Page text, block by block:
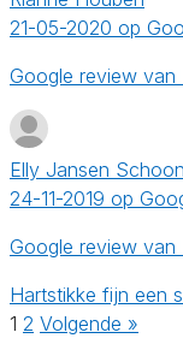
21-05-2020 op
Google review van
Elly Jansen
24-11-2019 op
Google review
Hartstikke fijn een
1 2 Volgende »